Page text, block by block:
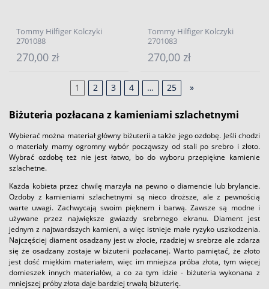
Tommy Hilfiger Kolczyki
2701088
270,00 zł
Tommy Hilfiger Kolczyki
2701083
270,00 zł
1 2 3 4 … 25 »
Biżuteria pozłacana z kamieniami szlachetnymi
Wybierać można materiał główny biżuterii a także jego ozdobę. Jeśli chodzi
o materiały mamy ogromny wybór począwszy od stali po srebro i złoto.
Wybrać ozdobę też nie jest łatwo, bo do wyboru przepiękne kamienie
szlachetne.
Każda kobieta przez chwilę marzyła na pewno o diamencie lub brylancie.
Ozdoby z kamieniami szlachetnymi są nieco droższe, ale z pewnością
warte uwagi. Zachwycają swoim pięknem i barwą. Zawsze są modne i
używane przez największe gwiazdy srebrnego ekranu. Diament jest
jednym z najtwardszych kamieni, a więc istnieje małe ryzyko uszkodzenia.
Najczęściej diament osadzany jest w złocie, rzadziej w srebrze ale zdarza
się że osadzany zostaje w biżuterii pozłacanej. Warto pamiętać, że złoto
jest dość miękkim materiałem, więc im mniejsza próba złota, tym więcej
domieszek innych materiałów, a co za tym idzie - biżuteria wykonana z
mniejszej próby złota daje bardziej trwałą biżuterię.